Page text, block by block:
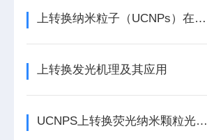
上转换纳米粒子（UCNPs）在光学中的应用
上转换发光机理及其应用
UCNPS上转换荧光纳米颗粒光学性能研究